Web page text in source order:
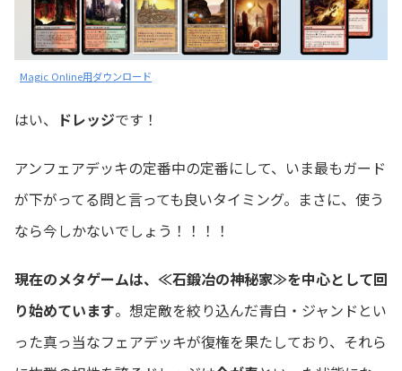
Magic Online用ダウンロード
はい、 ドレッジです！
アンフェアデッキの定番中の定番にして、いま最もガード
が下がってる問と言っても良いタイミング。まさに、使う
なら今しかないでしょう！！！！
現在のメタゲームは、≪石鍛冶の神秘家≫を中心として回
り始めています。想定敵を絞り込んだ青白・ジャンドとい
った真っ当なフェアデッキが復権を果たしており、それら